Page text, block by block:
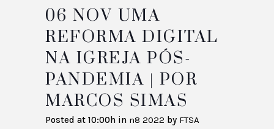
06 NOV UMA
REFORMA DIGITAL
NA IGREJA PÓS-
PANDEMIA | POR
MARCOS SIMAS
Posted at 10:00h in n8 2022 by FTSA